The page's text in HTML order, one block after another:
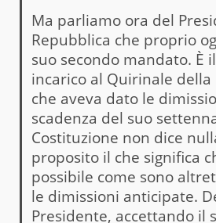
Ma parliamo ora del
Repubblica che proprio
suo secondo mandato. È
incarico al Quirinale della
che aveva dato le
scadenza del suo
Costituzione non dice
proposito il che significa
possibile come sono
le dimissioni anticipate.
Presidente, accettando il